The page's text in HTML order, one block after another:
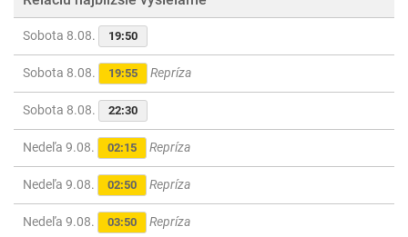
Sobota 8.08. 19:50
Sobota 8.08. 19:55 Repríza
Sobota 8.08. 22:30
Nedeľa 9.08. 02:15 Repríza
Nedeľa 9.08. 02:50 Repríza
Nedeľa 9.08. 03:50 Repríza